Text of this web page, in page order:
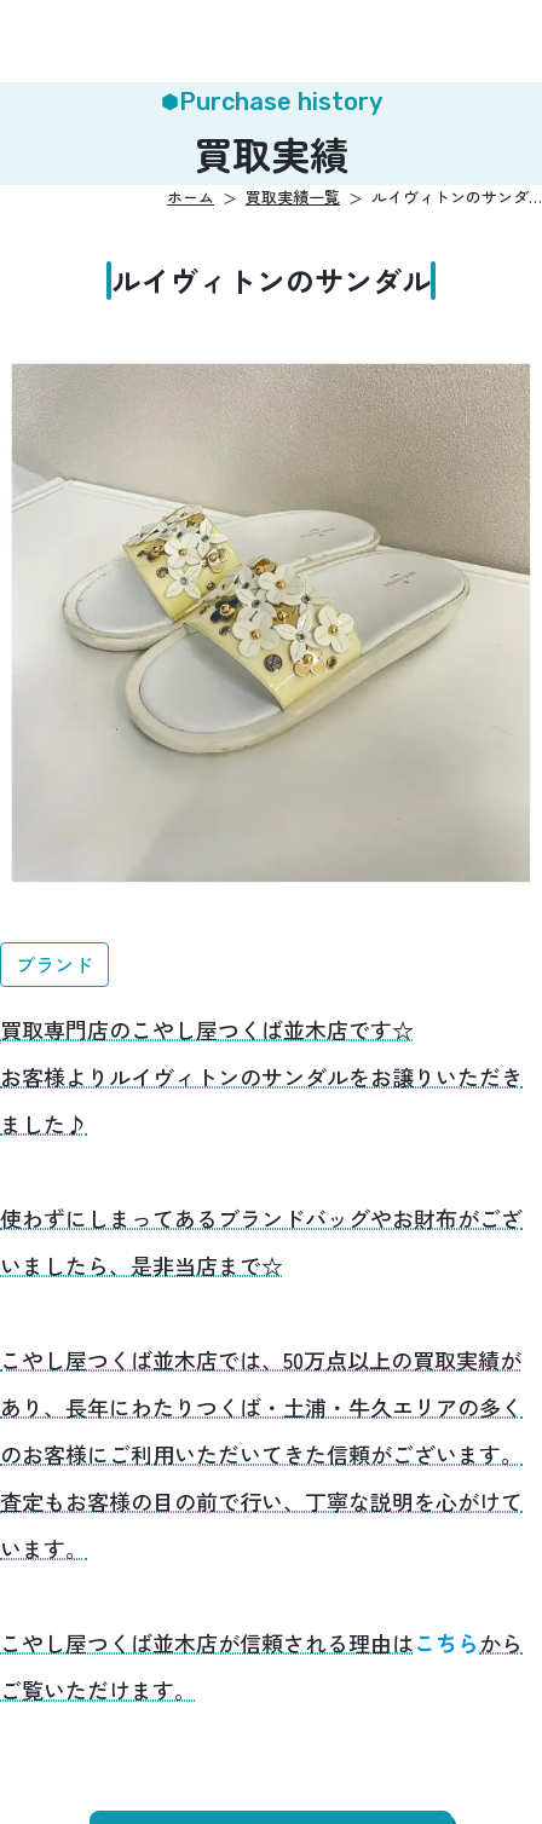
Purchase history
買取実績
ホーム 買取実績一覧 ルイヴィトンのサンダ…
ルイヴィトンのサンダル
ブランド
買取専門店のこやし屋つくば並木店です☆
お客様よりルイヴィトンのサンダルをお譲りいただき
ました♪
使わずにしまってあるブランドバッグやお財布がござ
いましたら、是非当店まで☆
こやし屋つくば並木店では、50万点以上の買取実績が
あり、長年にわたりつくば・土浦・牛久エリアの多く
のお客様にご利用いただいてきた信頼がございます。
査定もお客様の目の前で行い、丁寧な説明を心がけて
います。
こやし屋つくば並木店が信頼される理由はこちらから
ご覧いただけます。